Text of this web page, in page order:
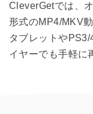
CleverGetでは、
形式のMP4/MKV
タブレットや
イヤーでも手軽に